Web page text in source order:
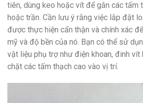
tiên, dùng keo hoặc vít để gắn các tấm
hoặc trần. Cần lưu ý rằng việc lắp đặt
được thực hiện cẩn thận và chính xác
mỹ và độ bền của nó. Bạn có thể sử
vật liệu phụ trợ như điện khoan, đinh
chặt các tấm thạch cao vào vị trí.